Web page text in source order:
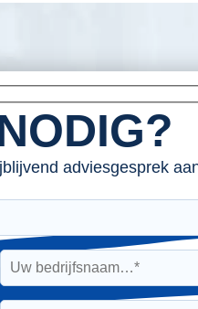
adviesgesprek